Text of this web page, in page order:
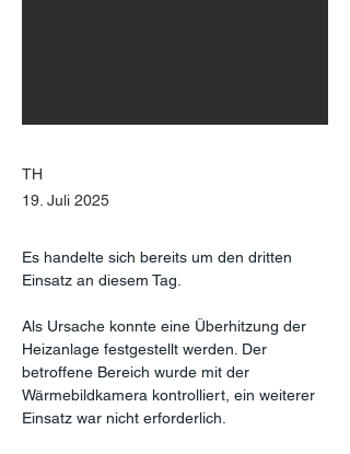
TH
19. Juli 2025
Es handelte sich bereits um den dritten
Einsatz an diesem Tag.
Als Ursache konnte eine Überhitzung der
Heizanlage festgestellt werden. Der
betroffene Bereich wurde mit der
Wärmebildkamera kontrolliert, ein weiterer
Einsatz war nicht erforderlich.